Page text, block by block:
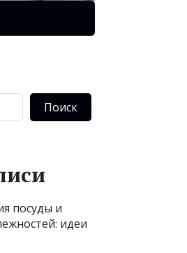
Поиск
посуды и
идеи